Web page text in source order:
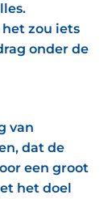
zou iets
onder de
van
dat de
een groot
het doel